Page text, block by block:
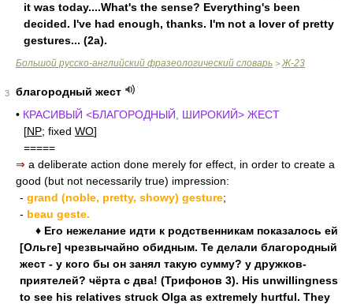
it was today....What's the sense? Everything's been
decided. I've had enough, thanks. I'm not a lover of pretty
gestures... (2a).
Большой русско-английский фразеологический словарь > Ж-23
3
благородный жест
• КРАСИВЫЙ <БЛАГОРОДНЫЙ, ШИРОКИЙ> ЖЕСТ
[NP; fixed WO]
=====
⇒ a deliberate action done merely for effect, in order to create a
good (but not necessarily true) impression:
- grand (noble, pretty, showy) gesture;
- beau geste.
♦ Его нежелание идти к родственникам показалось ей
[Ольге] чрезвычайно обидным. Те делали благородный
жест - у кого бы он занял такую сумму? у дружков-
приятелей? чёрта с два! (Трифонов 3). His unwillingness
to see his relatives struck Olga as extremely hurtful. They